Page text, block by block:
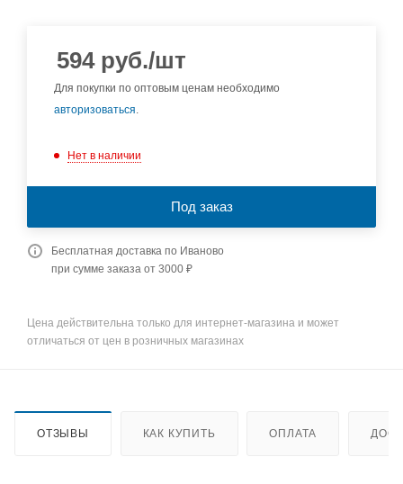
594руб./шт
Для покупки по оптовым ценам необходимо
авторизоваться.
Нет в наличии
Под заказ
Бесплатная доставка по Иваново
при сумме заказа от 3000 ₽
Цена действительна только для интернет-магазина и может
отличаться от цен в розничных магазинах
ОТЗЫВЫ КАК КУПИТЬ ОПЛАТА